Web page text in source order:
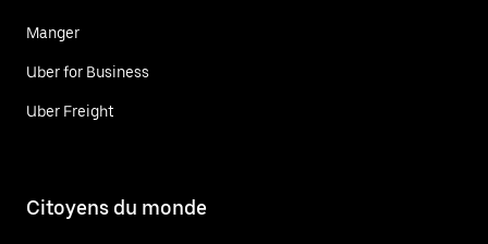
Manger
Uber for Business
Uber Freight
Citoyens du monde